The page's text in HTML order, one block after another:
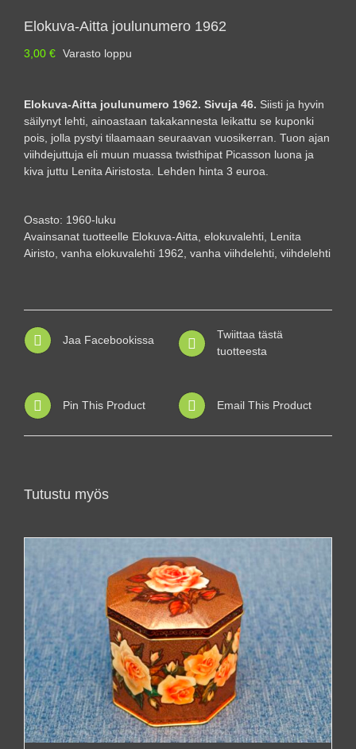
Elokuva-Aitta joulunumero 1962
3,00 € Varasto loppu
Elokuva-Aitta joulunumero 1962. Sivuja 46. Siisti ja hyvin
säilynyt lehti, ainoastaan takakannesta leikattu se kuponki
pois, jolla pystyi tilaamaan seuraavan vuosikerran. Tuon ajan
viihdejuttuja eli muun muassa twisthipat Picasson luona ja
kiva juttu Lenita Airistosta. Lehden hinta 3 euroa.
Osasto: 1960-luku
Avainsanat tuotteelle Elokuva-Aitta, elokuvalehti, Lenita
Airisto, vanha elokuvalehti 1962, vanha viihdelehti, viihdelehti
Jaa Facebookissa
Twiittaa tästä
tuotteesta
Pin This Product Email This Product
Tutustu myös